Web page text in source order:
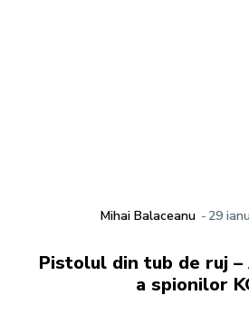
Mihai Balaceanu - 29
Pistolul din tub de ruj
a spionilor